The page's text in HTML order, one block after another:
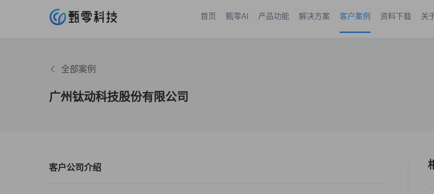
首页 甄零AI 产品功能 解决方案 客户案例 资料下载 关
全部案例
广州钛动科技股份有限公司
客户公司介绍